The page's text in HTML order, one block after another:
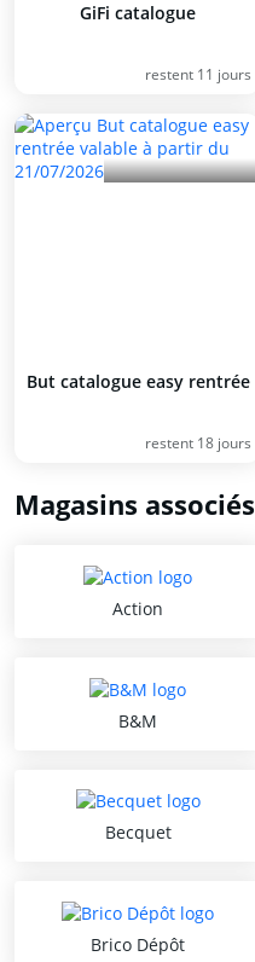
GiFi catalogue
restent 11 jours
But catalogue easy rentrée
restent 18 jours
Magasins associés
Action
B&M
Becquet
Brico Dépôt